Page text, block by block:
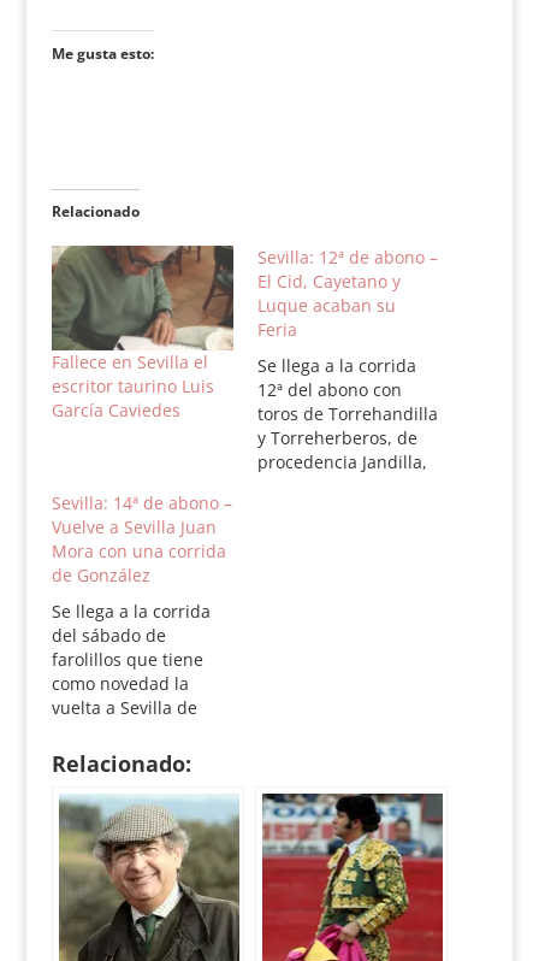
Me gusta esto:
Relacionado
Fallece en Sevilla el
escritor taurino Luis
García Caviedes
Sevilla: 12ª de abono –
El Cid, Cayetano y
Luque acaban su
Feria
Se llega a la corrida
12ª del abono con
toros de Torrehandilla
y Torreherberos, de
procedencia Jandilla,
Sevilla: 14ª de abono –
Vuelve a Sevilla Juan
Mora con una corrida
de González
Se llega a la corrida
del sábado de
farolillos que tiene
como novedad la
vuelta a Sevilla de
corrida remendada de
Manolo González y
Curro Díaz y El Fandi
como compañeros
Toros de Manolo
González-González
Sánchez Dalp para el
festejo número 14 del
abono Orden de…
Relacionado: